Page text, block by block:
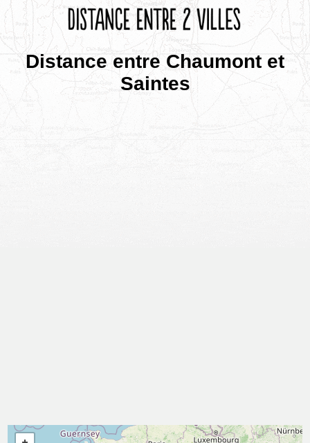
Distance entre Chaumont et
Saintes